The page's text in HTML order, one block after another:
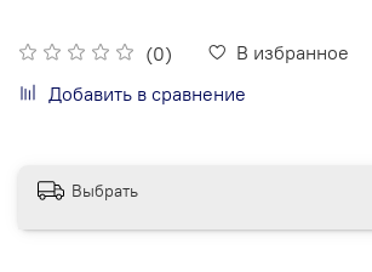
(0)
В избранное
Добавить в сравнение
Выбрать